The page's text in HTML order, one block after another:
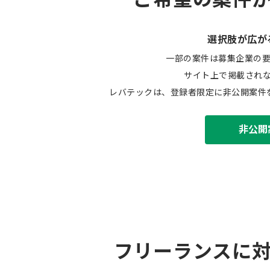
選択肢が広が
一部の案件は募集企業の
サイト上で掲載され
レバテックは、登録者限定に非公開案
非公
フリーランスに